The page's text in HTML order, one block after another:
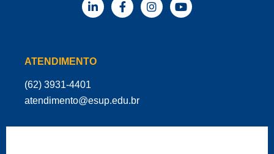
ATENDIMENTO
(62) 3931-4401
‌atendimento@esup.edu.br